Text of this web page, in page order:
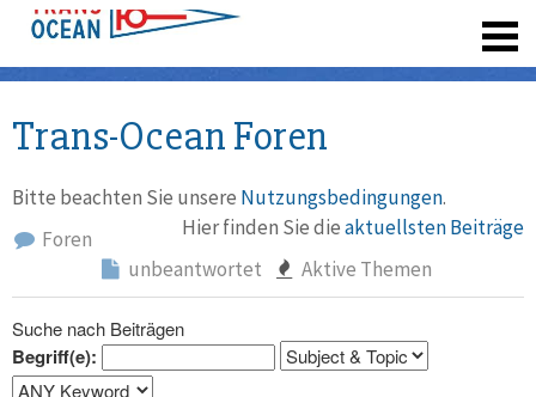
Trans-Ocean Foren
Bitte beachten Sie unsere Nutzungsbedingungen.
Hier finden Sie dieaktuellsten Beiträge
Foren
unbeantwortet
Aktive Themen
Suche nach Beiträgen
Begriff(e):